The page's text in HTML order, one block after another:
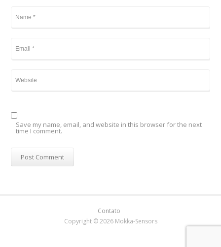
Save my name, email, and website in this browser for the next
time I comment.
Contato
Copyright © 2026 Mokka-Sensors